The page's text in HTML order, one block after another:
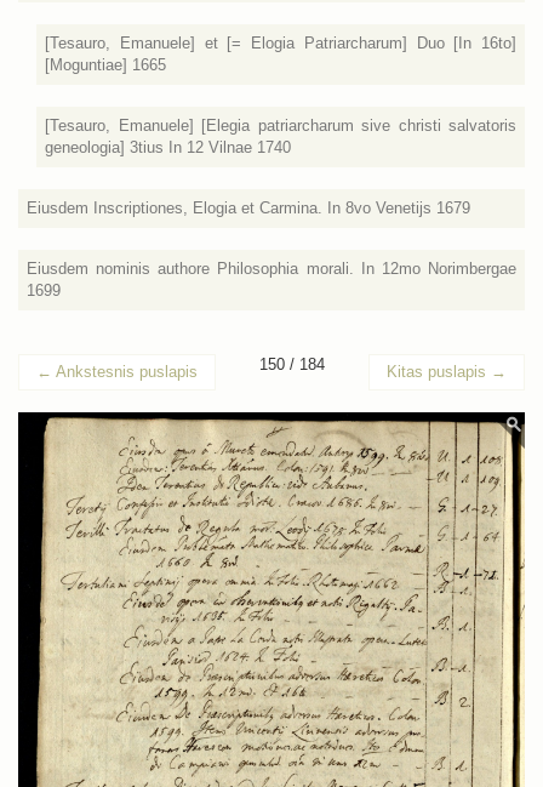
[Tesauro, Emanuele] et [= Elogia Patriarcharum] Duo [In 16to]
[Moguntiae] 1665
[Tesauro, Emanuele] [Elegia patriarcharum sive christi salvatoris
geneologia] 3tius In 12 Vilnae 1740
Eiusdem Inscriptiones, Elogia et Carmina. In 8vo Venetijs 1679
Eiusdem nominis authore Philosophia morali. In 12mo Norimbergae
1699
← Ankstesnis puslapis 150 / 184 Kitas puslapis →